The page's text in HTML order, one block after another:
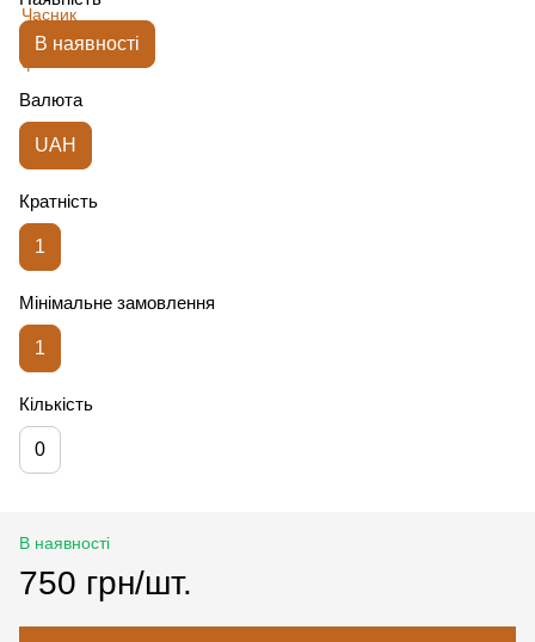
В наявності
Валюта
UAH
Кратність
1
Мінімальне замовлення
1
Кількість
0
В наявності
750 грн/шт.